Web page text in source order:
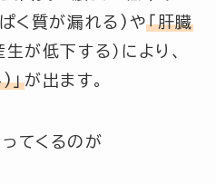
く質が漏れる)や「肝臓
が低下する）により、
」が出ます。
てくるのが